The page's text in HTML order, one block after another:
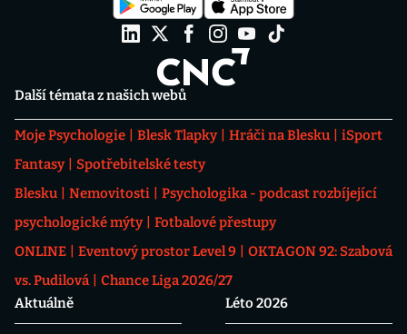
Další témata z našich webů
Moje Psychologie Blesk Tlapky Hráči na Blesku
iSport
Fantasy
Spotřebitelské testy
Blesku
Nemovitosti
Psychologika - podcast rozbíjející
psychologické mýty
Fotbalové přestupy
ONLINE
Eventový prostor Level 9
OKTAGON 92: Szabová
vs. Pudilová
Chance Liga 2026/27
Aktuálně
Léto 2026